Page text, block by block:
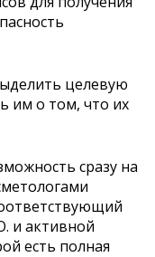
целевую
им о том, что их
сразу на
и активной
есть полная